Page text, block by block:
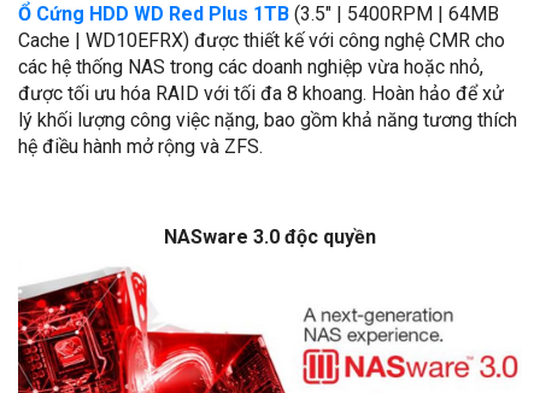
Ổ Cứng HDD WD Red Plus 1TB (3.5" | 5400RPM | 64MB
Cache | WD10EFRX) được thiết kế với công nghệ CMR cho
các hệ thống NAS trong các doanh nghiệp vừa hoặc nhỏ,
được tối ưu hóa RAID với tối đa 8 khoang. Hoàn hảo để xử
lý khối lượng công việc nặng, bao gồm khả năng tương thích
hệ điều hành mở rộng và ZFS.
NASware 3.0 độc quyền